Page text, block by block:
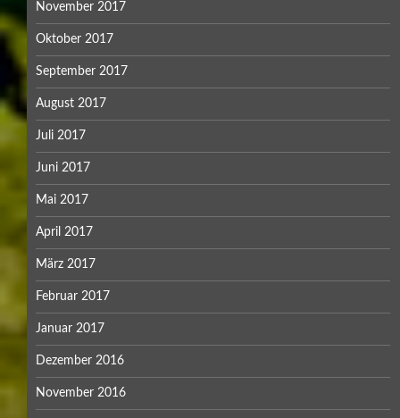
November 2017
Oktober 2017
September 2017
August 2017
Juli 2017
Juni 2017
Mai 2017
April 2017
März 2017
Februar 2017
Januar 2017
Dezember 2016
November 2016